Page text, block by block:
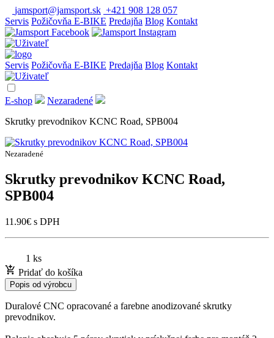
jamsport@jamsport.sk +421 908 128 057
Servis Požičovňa E-BIKE Predajňa Blog Kontakt
Servis Požičovňa E-BIKE Predajňa Blog Kontakt
E-shop
Nezaradené
Skrutky prevodnikov KCNC Road, SPB004
Nezaradené
Skrutky prevodnikov KCNC Road,
SPB004
11.90€ s DPH
1 ks
Pridať do košíka
Popis od výrobcu
Duralové CNC opracované a farebne anodizované skrutky
prevodnikov.